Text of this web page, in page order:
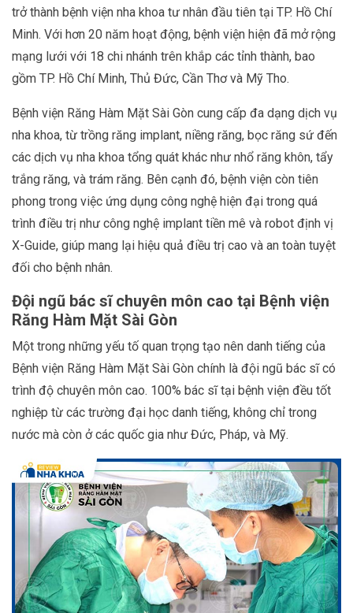
trở thành bệnh viện nha khoa tư nhân đầu tiên tại TP. Hồ Chí
Minh. Với hơn 20 năm hoạt động, bệnh viện hiện đã mở rộng
mạng lưới với 18 chi nhánh trên khắp các tỉnh thành, bao
gồm TP. Hồ Chí Minh, Thủ Đức, Cần Thơ và Mỹ Tho.
Bệnh viện Răng Hàm Mặt Sài Gòn cung cấp đa dạng dịch vụ
nha khoa, từ trồng răng implant, niềng răng, bọc răng sứ đến
các dịch vụ nha khoa tổng quát khác như nhổ răng khôn, tẩy
trắng răng, và trám răng. Bên cạnh đó, bệnh viện còn tiên
phong trong việc ứng dụng công nghệ hiện đại trong quá
trình điều trị như công nghệ implant tiền mê và robot định vị
X-Guide, giúp mang lại hiệu quả điều trị cao và an toàn tuyệt
đối cho bệnh nhân.
Đội ngũ bác sĩ chuyên môn cao tại Bệnh viện
Răng Hàm Mặt Sài Gòn
Một trong những yếu tố quan trọng tạo nên danh tiếng của
Bệnh viện Răng Hàm Mặt Sài Gòn chính là đội ngũ bác sĩ có
trình độ chuyên môn cao. 100% bác sĩ tại bệnh viện đều tốt
nghiệp từ các trường đại học danh tiếng, không chỉ trong
nước mà còn ở các quốc gia như Đức, Pháp, và Mỹ.